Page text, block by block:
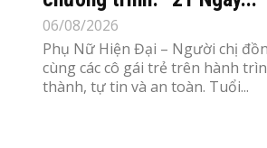
06/08/2026
Phụ Nữ Hiện Đại – Người chị
cùng các cô gái trẻ trên hành
thành, tự tin và an toàn. Tuổi...